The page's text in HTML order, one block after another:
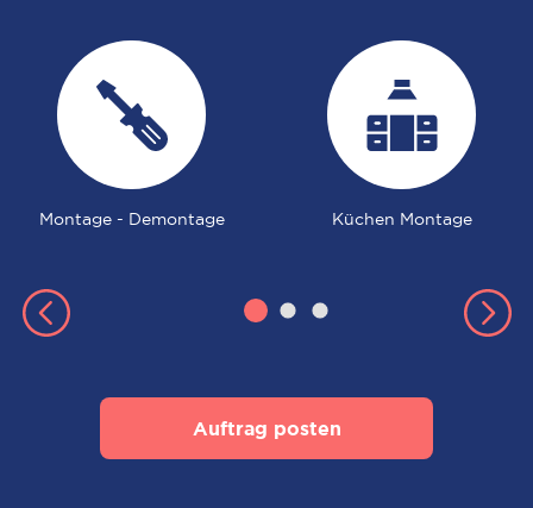
Montage - Demontage Küchen Montage
Auftrag posten